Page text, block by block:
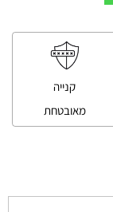
קנייה
מאובטחת